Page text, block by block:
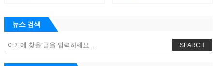
뉴스 검색
SEARCH